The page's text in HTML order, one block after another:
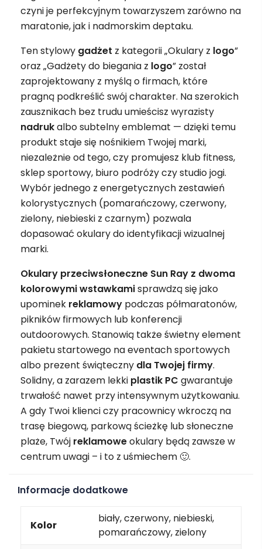
czyni je perfekcyjnym towarzyszem zarówno na
maratonie, jak i nadmorskim deptaku.
Ten stylowy gadżet z kategorii „Okulary z logo”
oraz „Gadżety do biegania z logo” został
zaprojektowany z myślą o firmach, które
pragną podkreślić swój charakter. Na szerokich
zausznikach bez trudu umieścisz wyrazisty
nadrukalbo subtelny emblemat — dzięki temu
produkt staje się nośnikiem Twojej marki,
niezależnie od tego, czy promujesz klub fitness,
sklep sportowy, biuro podróży czy studio jogi.
Wybór jednego z energetycznych zestawień
kolorystycznych (pomarańczowy, czerwony,
zielony, niebieski z czarnym) pozwala
dopasować okulary do identyfikacji wizualnej
marki.
Okulary przeciwsłoneczne Sun Ray z dwoma
kolorowymi wstawkamisprawdzą się jako
upominek reklamowy podczas półmaratonów,
pikników firmowych lub konferencji
outdoorowych. Stanowią także świetny element
pakietu startowego na eventach sportowych
albo prezent świąteczny dla Twojej firmy.
Solidny, a zarazem lekki plastik PC gwarantuje
trwałość nawet przy intensywnym użytkowaniu.
A gdy Twoi klienci czy pracownicy wkroczą na
trasę biegową, parkową ścieżkę lub słoneczne
plaże, Twój reklamoweokulary będą zawsze w
centrum uwagi – i to z uśmiechem 🙂.
Informacje dodatkowe
Kolor
biały, czerwony, niebieski,
pomarańczowy, zielony